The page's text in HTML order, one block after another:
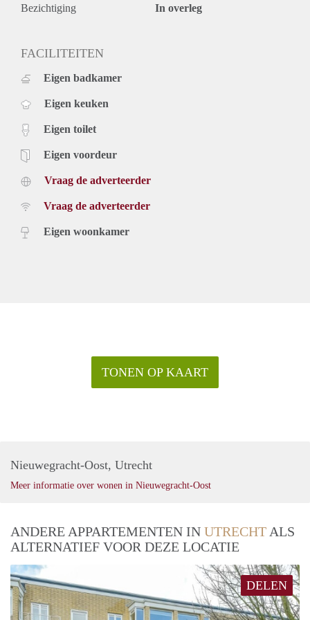
- Gelegen op een toplocatie
- Huurtermijn bepaalde tijd met optie op verlenging
- Beschikbaar per 01 oktober 2022
€ 1.935,- per maand exclusief gebruikerslasten (nuts, kabel
tv, internet en gemeente belastingen). Inclusief stoffering (pvc
vloer) en keukenapparatuur.
Huurprijs op basis van een minimale huurperiode van 12
verhoging.
Kijk voor meer informatie en video's op onze website.
Bezichtiging In overleg
FACILITEITEN
Eigen badkamer
Eigen keuken
Eigen toilet
Eigen voordeur
Vraag de adverteerder
Vraag de adverteerder
Eigen woonkamer
TONEN OP KAART
Nieuwegracht-Oost, Utrecht
Meer informatie over wonen in Nieuwegracht-Oost
ANDERE APPARTEMENTEN IN UTRECHT ALS
ALTERNATIEF VOOR DEZE LOCATIE
DELEN